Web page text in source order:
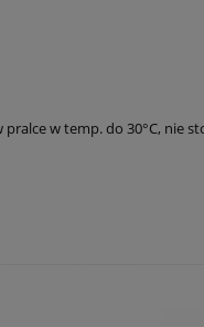
w temp. do 30°C, nie